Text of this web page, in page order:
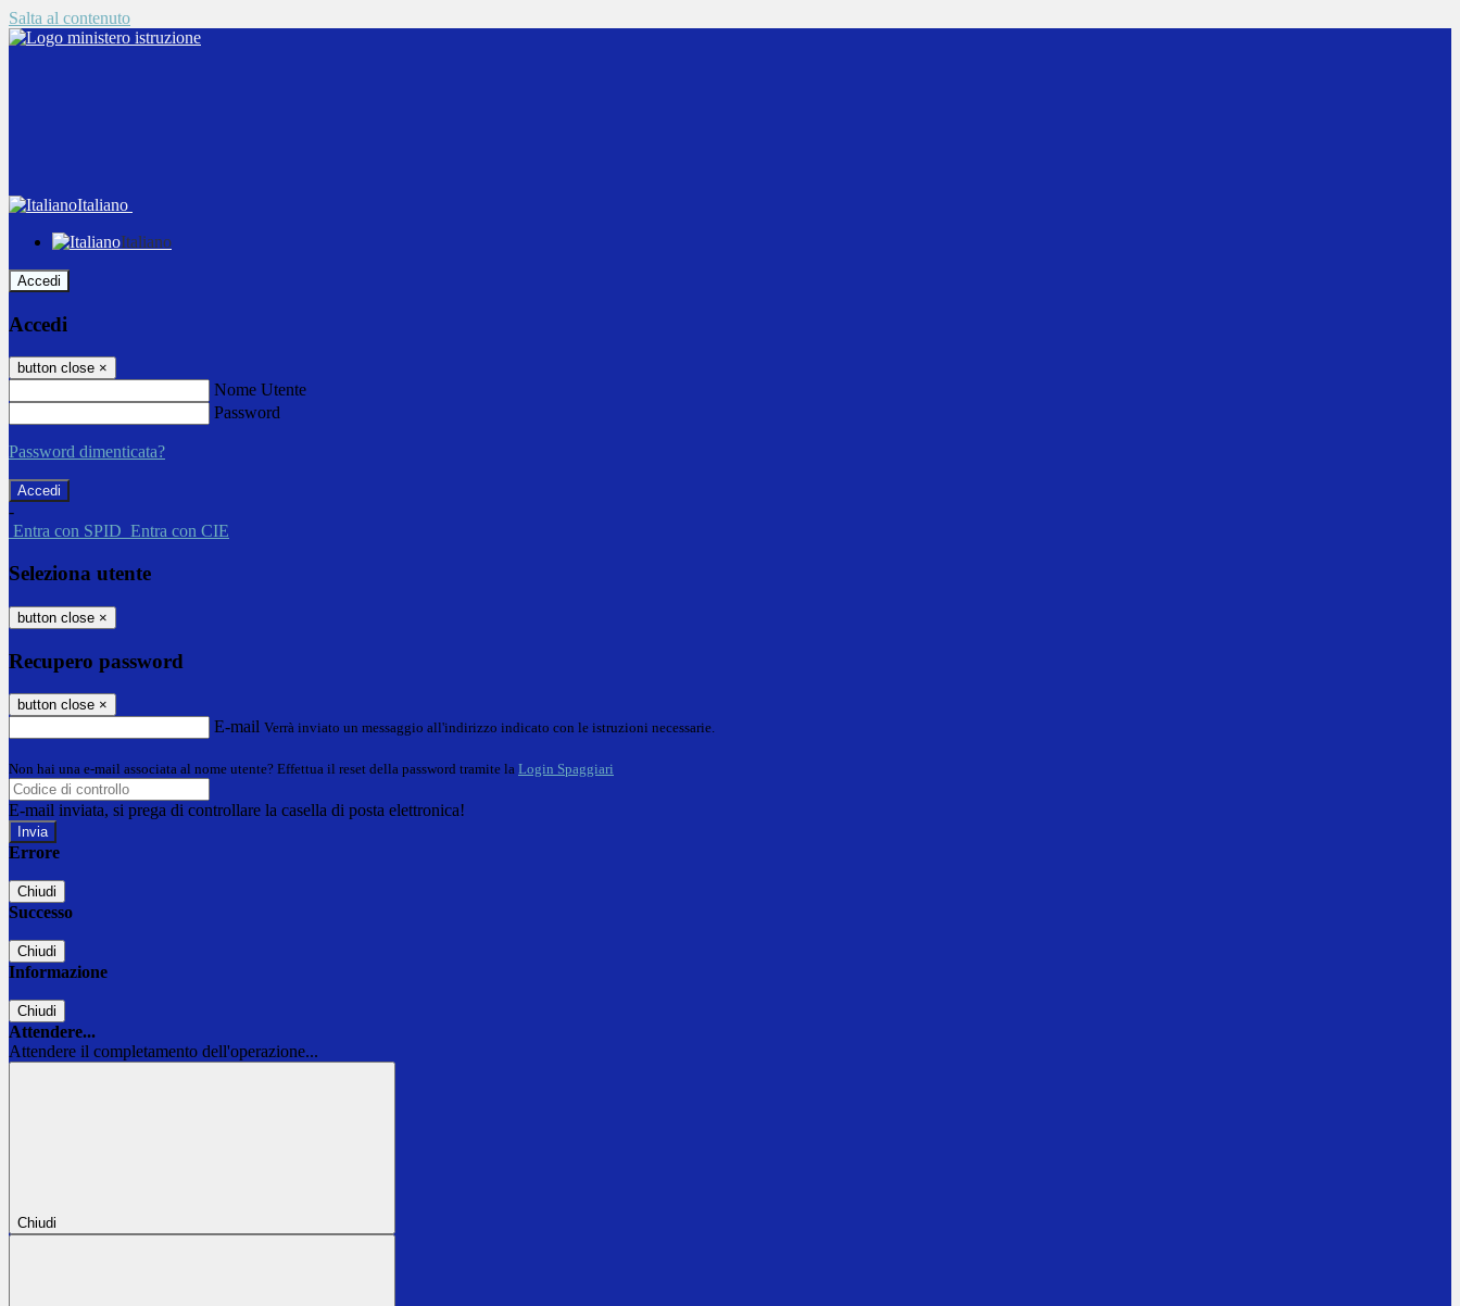
Salta al contenuto
Italiano
Italiano
Accedi
Accedi
button close ×
Nome Utente
Password
Password dimenticata?
-
Entra con SPID Entra con CIE
Seleziona utente
button close ×
Recupero password
button close ×
E-mail Verrà inviato un messaggio all'indirizzo indicato con le istruzioni necessarie.
Non hai una e-mail associata al nome utente? Effettua il reset della password tramite la Login Spaggiari
E-mail inviata, si prega di controllare la casella di posta elettronica!
Errore
Chiudi
Successo
Chiudi
Informazione
Chiudi
Attendere...
Attendere il completamento dell'operazione...
Chiudi